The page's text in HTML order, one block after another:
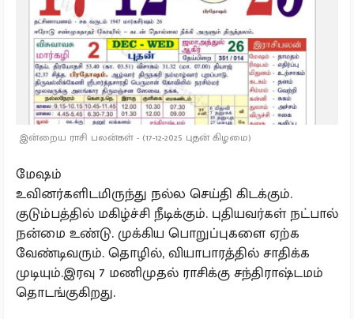
இன்றைய ராசி பலன்கள் - (17-12-2025 புதன் கிழமை)
மேஷம்
உவினர்களிடமிருந்து நல்ல செய்தி கிடக்கும்.
குடும்பத்தில் மகிழ்ச்சி நீடிக்கும். புதியவர்கள் நட்பால்
நன்மை உண்டு. முக்கிய பொறுப்புகளை ஏற்க
வேண்டிவரும். தொழில், வியாபாரத்தில் சாதிக்க
முடியும்.இரவு 7 மணிமுதல் ராசிக்கு சந்திராஷ்டமம்
தொடங்குகிறது.